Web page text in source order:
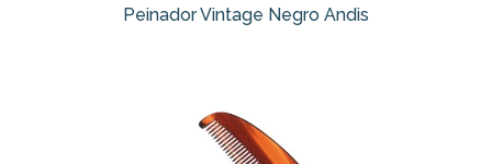
Peinador Vintage Negro Andis